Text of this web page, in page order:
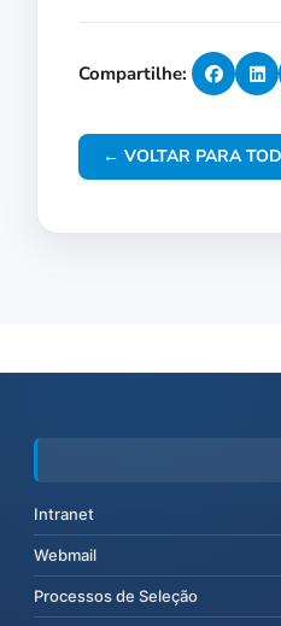
Compartilhe:
← VOLTAR PARA
Intranet
Webmail
Processos de Seleção